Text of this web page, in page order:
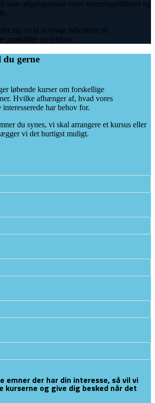
som udgangspunkt være stemningsbilleder og
sig ret til at bruge billederne til
produkter og ydelser.
du gerne
løbende kurser om forskellige
Hvilke afhænger af, hvad vores
har behov for.
du synes, vi skal arrangere et kursus eller
vi det hurtigst muligt.
emner der har din interesse, så vil vi
og give dig besked når det